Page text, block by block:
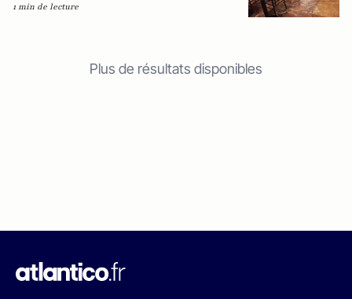
1 min de lecture
Plus de résultats disponibles